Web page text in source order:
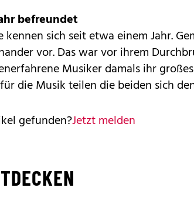
befreundet
kennen sich seit etwa einem Jahr.
vor. Das war vor ihrem
Musiker damals ihr
die Musik teilen die beiden sich
gefunden?Jetzt melden